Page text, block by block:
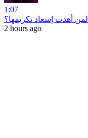
1:07
لمن أهدت إسعاد تكريمها؟
2 hours ago